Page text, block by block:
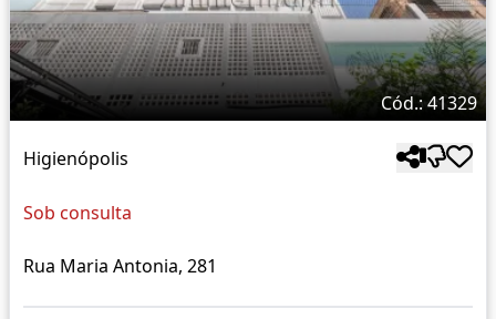
Cód.: 41329
Higienópolis
Sob consulta
Rua Maria Antonia, 281